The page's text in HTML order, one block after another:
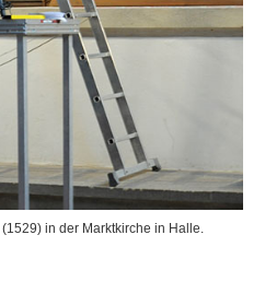
in der Marktkirche in Halle.